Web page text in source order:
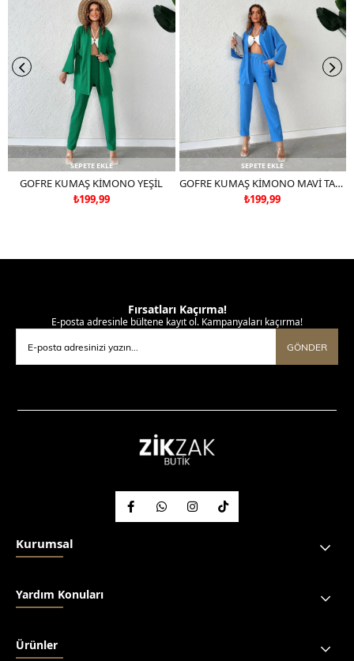
SEPETE EKLE
GOFRE KUMAŞ KİMONO YEŞİL
₺199,99
SEPETE EKLE
GOFRE KUMAŞ KİMONO MAVİ TAKIM DEĞİLDİR
₺199,99
Fırsatları Kaçırma!
E-posta adresinle bültene kayıt ol. Kampanyaları kaçırma!
GÖNDER
Kurumsal
Yardım Konuları
Ürünler